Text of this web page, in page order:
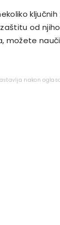
od
možete
nakon